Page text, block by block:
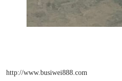
http://www.busiwei888.com